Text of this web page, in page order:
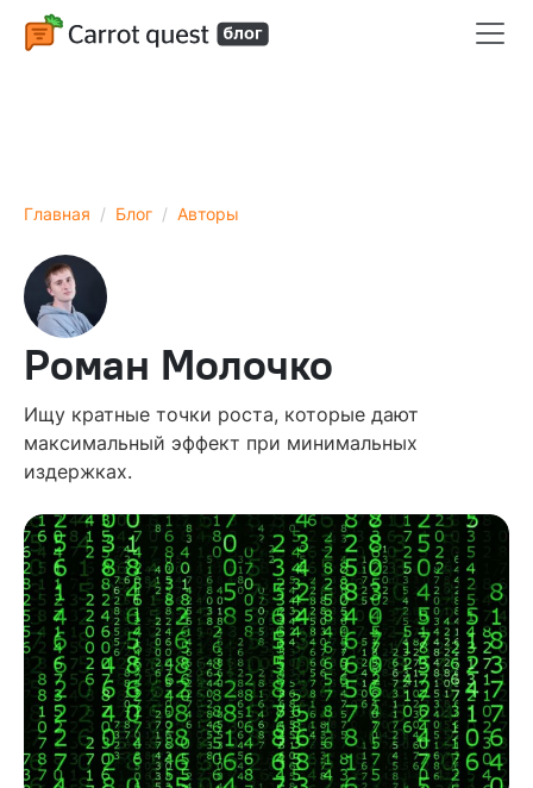
Главная Блог Авторы
Роман Молочко
Ищу кратные точки роста, которые дают
максимальный эффект при минимальных
издержках.